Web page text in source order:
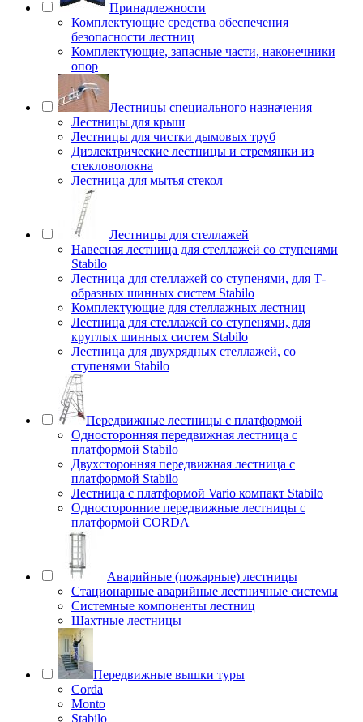
Принадлежности
Комплектующие средства обеспечения
безопасности лестниц
Комплектующие, запасные части, наконечники
опор
Лестницы специального назначения
Лестницы для крыш
Лестницы для чистки дымовых труб
Диэлектрические лестницы и стремянки из
стекловолокна
Лестница для мытья стекол
Лестницы для стеллажей
Навесная лестница для стеллажей со ступенями
Stabilo
Лестница для стеллажей со ступенями, для Т-
образных шинных систем Stabilo
Комплектующие для стеллажных лестниц
Лестница для стеллажей со ступенями, для
круглых шинных систем Stabilo
Лестница для двухрядных стеллажей, со
ступенями Stabilo
Передвижные лестницы с платформой
Односторонняя передвижная лестница с
платформой Stabilo
Двухсторонняя передвижная лестница с
платформой Stabilo
Лестница с платформой Vario компакт Stabilo
Односторонние передвижные лестницы с
платформой CORDA
Аварийные (пожарные) лестницы
Стационарные аварийные лестничные системы
Системные компоненты лестниц
Шахтные лестницы
Передвижные вышки туры
Corda
Monto
Stabilo